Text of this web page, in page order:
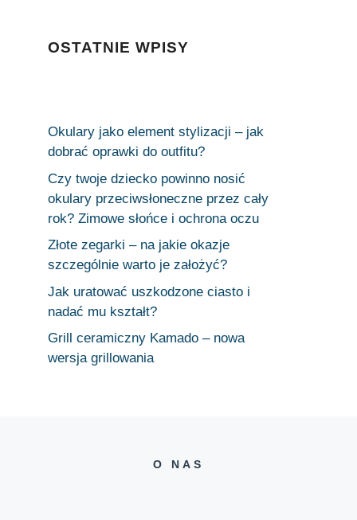
OSTATNIE WPISY
Okulary jako element stylizacji – jak
dobrać oprawki do outfitu?
Czy twoje dziecko powinno nosić
okulary przeciwsłoneczne przez cały
rok? Zimowe słońce i ochrona oczu
Złote zegarki – na jakie okazje
szczególnie warto je założyć?
Jak uratować uszkodzone ciasto i
nadać mu kształt?
Grill ceramiczny Kamado – nowa
wersja grillowania
O NAS